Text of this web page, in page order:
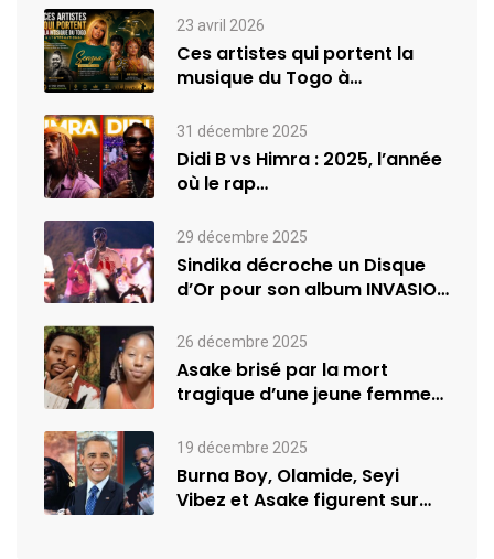
23 avril 2026
Ces artistes qui portent la
musique du Togo à
31 décembre 2025
Didi B vs Himra : 2025, l’année
où le rap…
29 décembre 2025
Sindika décroche un Disque
d’Or pour son album INVASION
26 décembre 2025
Asake brisé par la mort
tragique d’une jeune femme
19 décembre 2025
Burna Boy, Olamide, Seyi
Vibez et Asake figurent sur